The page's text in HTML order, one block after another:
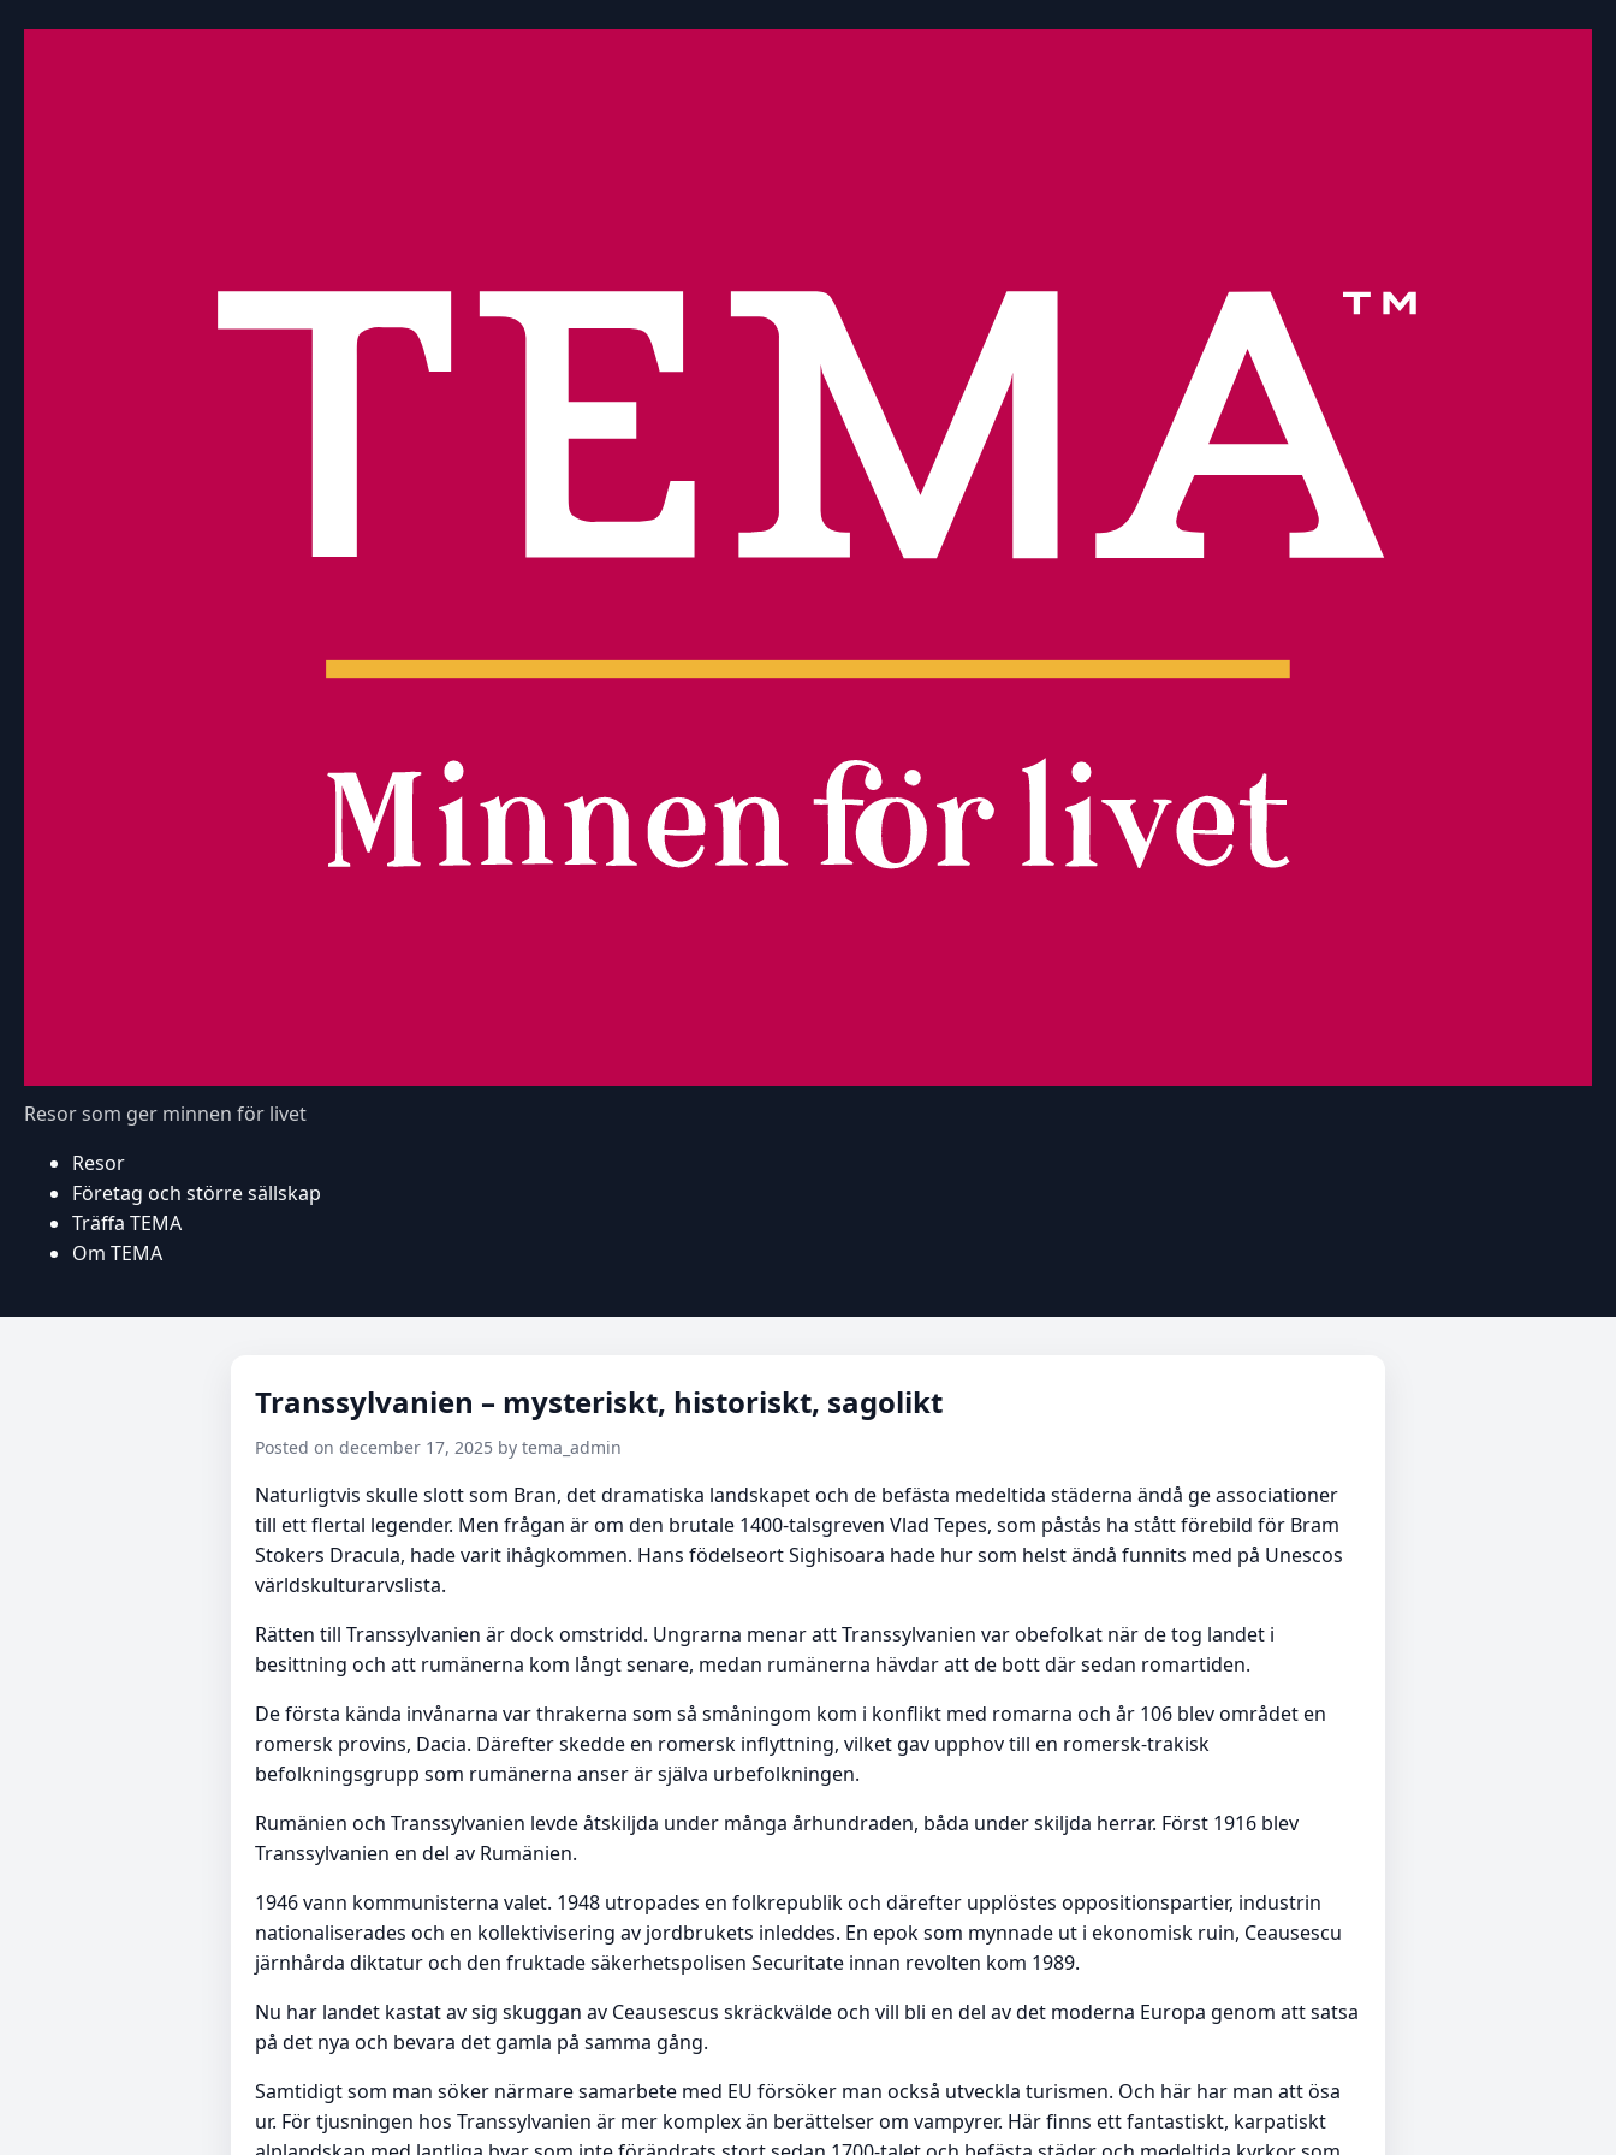
Resor som ger minnen för livet
Resor
Företag och större sällskap
Träffa TEMA
Om TEMA
Transsylvanien – mysteriskt, historiskt, sagolikt
Posted on december 17, 2025 by tema_admin
Naturligtvis skulle slott som Bran, det dramatiska landskapet och de befästa medeltida städerna ändå ge associationer
till ett flertal legender. Men frågan är om den brutale 1400-talsgreven Vlad Tepes, som påstås ha stått förebild för Bram
Stokers Dracula, hade varit ihågkommen. Hans födelseort Sighisoara hade hur som helst ändå funnits med på Unescos
världskulturarvslista.
Rätten till Transsylvanien är dock omstridd. Ungrarna menar att Transsylvanien var obefolkat när de tog landet i
besittning och att rumänerna kom långt senare, medan rumänerna hävdar att de bott där sedan romartiden.
De första kända invånarna var thrakerna som så småningom kom i konflikt med romarna och år 106 blev området en
romersk provins, Dacia. Därefter skedde en romersk inflyttning, vilket gav upphov till en romersk-trakisk
befolkningsgrupp som rumänerna anser är själva urbefolkningen.
Rumänien och Transsylvanien levde åtskiljda under många århundraden, båda under skiljda herrar. Först 1916 blev
Transsylvanien en del av Rumänien.
1946 vann kommunisterna valet. 1948 utropades en folkrepublik och därefter upplöstes oppositionspartier, industrin
nationaliserades och en kollektivisering av jordbrukets inleddes. En epok som mynnade ut i ekonomisk ruin, Ceausescu
järnhårda diktatur och den fruktade säkerhetspolisen Securitate innan revolten kom 1989.
Nu har landet kastat av sig skuggan av Ceausescus skräckvälde och vill bli en del av det moderna Europa genom att satsa
på det nya och bevara det gamla på samma gång.
Samtidigt som man söker närmare samarbete med EU försöker man också utveckla turismen. Och här har man att ösa
ur. För tjusningen hos Transsylvanien är mer komplex än berättelser om vampyrer. Här finns ett fantastiskt, karpatiskt